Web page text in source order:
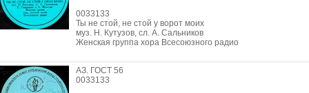
0033133
Ты не стой, не стой у ворот моих
муз. Н. Кутузов, сл. А. Сальников
Женская группа хора Всесоюзного радио
АЗ. ГОСТ 56
0033133